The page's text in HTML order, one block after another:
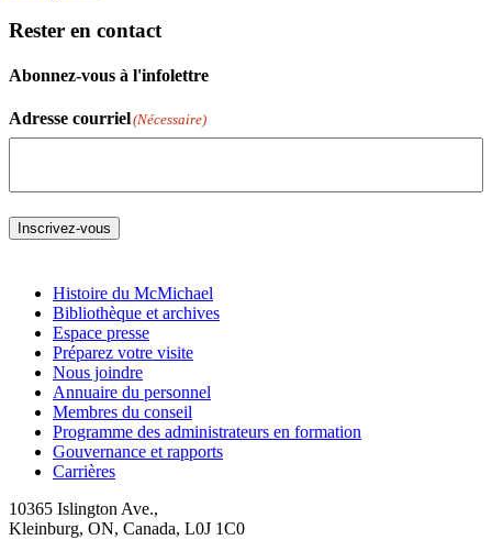
Rester en contact
Abonnez-vous à l'infolettre
Adresse courriel(Nécessaire)
Inscrivez-vous
Histoire du McMichael
Bibliothèque et archives
Espace presse
Préparez votre visite
Nous joindre
Annuaire du personnel
Membres du conseil
Programme des administrateurs en formation
Gouvernance et rapports
Carrières
10365 Islington Ave.,
Kleinburg, ON, Canada, L0J 1C0